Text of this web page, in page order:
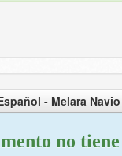
- Melara Navio
no tiene